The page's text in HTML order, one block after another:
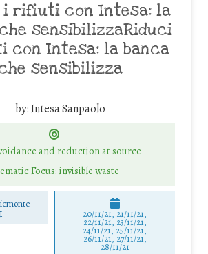
i rifiuti con Intesa: la
sensibilizzaRiduci
Intesa: la banca
sensibilizza
by:Intesa Sanpaolo
and reduction at source
Focus: invisible waste
20/11/21, 21/11/21,
22/11/21, 23/11/21,
24/11/21, 25/11/21,
26/11/21, 27/11/21,
28/11/21